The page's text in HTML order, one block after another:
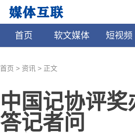
首页 软文媒体 短视频
首页 > 资讯 > 正文
中国记协评
答记者问